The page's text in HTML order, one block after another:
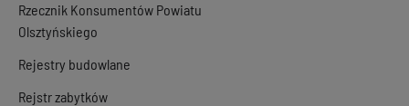
Rzecznik Konsumentów Powiatu
Olsztyńskiego
Rejestry budowlane
Rejstr zabytków